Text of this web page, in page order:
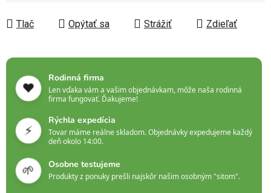
Tlač Opýtať sa Strážiť Zdieľať
❤️
Rodinná firma
Len vďaka vám a vašim objednávkam, môže naša rodinná
firma fungovať. Ďakujeme!
⚡
Rýchla expedícia
Tovar máme reálne skladom. Objednávky expedujeme každý
deň okolo 14:00.
🌱 Osobne testujeme
Produkty z ponuky prešli najskôr našim osobným "sitom".